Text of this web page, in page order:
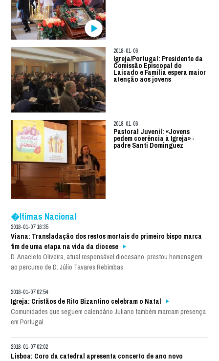
2018-01-06
Igreja/Portugal: Presidente da
Comissão Episcopal do
Laicado e Família espera maior
atenção aos jovens
2018-01-06
Pastoral Juvenil: «Jovens
pedem coerência à Igreja» -
padre Santi Dominguez
�ltimas Nacional
2018-01-07 16:35
Viana: Transladação dos restos mortais do primeiro bispo marca
fim de uma etapa na vida da diocese
D. Anacleto Oliveira, atual responsável diocesano, prestou homenagem
ao percurso de D. Júlio Tavares Rebimbas
2018-01-07 02:54
Igreja: Cristãos de Rito Bizantino celebram o Natal
Comunidades que seguem calendário Juliano também marcam presença
em Portugal
2018-01-07 02:02
Lisboa: Coro da catedral apresenta concerto de ano novo